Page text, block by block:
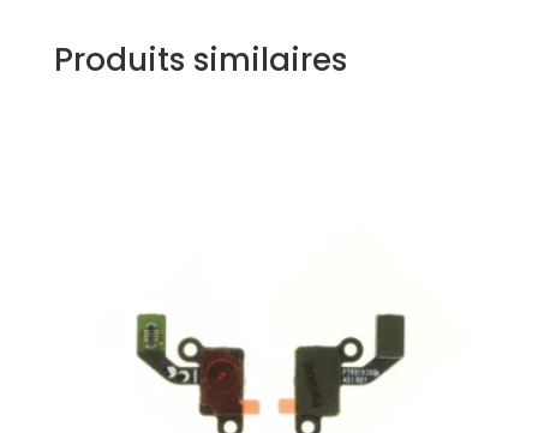
Produits similaires